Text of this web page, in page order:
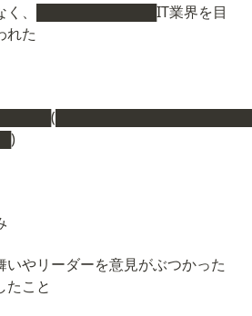
く、████████████IT業界を目
れた
いやリーダーを意見がぶつかった
たこと